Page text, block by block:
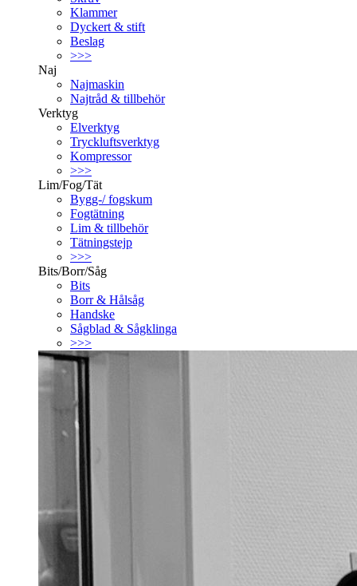
Klammer
Dyckert & stift
Beslag
>>>
Naj
Najmaskin
Najtråd & tillbehör
Verktyg
Elverktyg
Tryckluftsverktyg
Kompressor
>>>
Lim/Fog/Tät
Bygg-/ fogskum
Fogtätning
Lim & tillbehör
Tätningstejp
>>>
Bits/Borr/Såg
Bits
Borr & Hålsåg
Handske
Sågblad & Sågklinga
>>>